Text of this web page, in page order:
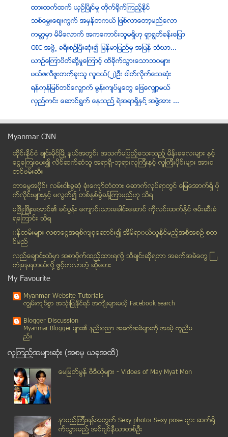
ထားထက္ထက္ ယွဥ္ၿပိဳင္မႈ တုိက္႐ိုက္ၾကည့္ႏုိင္
သစ္ေမႊးေစ်းကြက္ အမွန္တကယ္ ျဖစ္လာေတာ့မည္ေလာ
ကမာၻမွာ မိမိေလာက္ အကေကာင္းသူမရိွဟု ရွာရြတ္ခန္းေျပာ
OIC အဖြဲ႕ ခရီးစဥ္ၿပီးဆံုး၍ ျမန္မာျပည္မွ အျပန္ သံဃာ...
ယာဥ္ေၾကာပိတ္ဆို႔မႈေၾကာင့္ ထိခိုက္သြားေသာဘ၀မ်ား
မယ္ဇလီဖူးတက္ခူးသူ လူငယ္(၂)ဦး ဓါတ္လိုက္ေသဆံုး
ရန္ကုန္ျမစ္တစ္ေလွ်ာက္ မြန္းက်ပ္မႈေတြ ေျဖေလွ်ာ့မယ္
လွည္႔ကင္း ေဆာင္ရြက္ ေနသည္႔ ရဲအရာရွိႏွင္႔ အဖြဲ႔အား ...
ဆက္သြယ္ေရး ဥပေဒနဲ့ လယ္သမား ဥပေဒ လွြတ္ေတာ္မွာ ျပဌာန္း
မုန္တိုင္းသင့္ ဖိလစ္ပိုင္ရပ္ေ၀းထိ အကူအညီေရာက္ရွိ
လက္ပံေတာင္းမွာ ရြာသားေတြ ဆက္လက္ဆႏၵျပ
ေထာင္မွ လြတ္လာတဲ့ ရွမ္းလူငယ္ေတြ ရွင္းခ်က္
တစ္အိမ္ေထာင္ ကေလးတစ္ေယာက္ အစီအစဥ္ တ႐ုတ္ျပင္မည္
OIC ကိုယ္စားလွယ္အဖြဲ႔ ျမန္မာသမၼတနဲ႔ ေတြ႔ဆံုေဆြးေႏြး
KIA နဲ႔ ဆက္သြယ္ေၾကာင္း စြပ္စြဲဖမ္းဆီးခံရသူ ၃ ဦးကု...
စိတ္ပိုင္း လိင္ပိုင္းဆိုင္ရာ ထိခိုက္မႈျမင့္တက္လာသည...
ျပန္လြတ္လာသူေတြထဲ ဦးေနဝင္းေျမး နွစ္ေယာက္ ပါဝင္
ျပည္တြင္းရွိ ဗလီမ်ားကုိ ေဖာက္ခြဲ ရန္ေရာက္ေနသူႏွစ္ဦ...
အမႈိက္ေကာက္တာ ရွက္စရာမဟုတ္ပါ
အလုပ္ရမည္ဆို၍ လိုက္သြားသူ ရြာသား ၆၀ ေက်ာ္ ေပ်ာက္ဆံ...
လူငယ္အခ်င္းခ်င္း အုပ္စုဖြဲ႕ရန္ျဖစ္ရာမွ ပုလင္းကြဲအခ...
ႏိုင္ငံေတာ္သမၼတ ဦးသိန္းစိန္၏ လက္ႏွင္႕ေရးသည္႕ ၿငိမ္...
လက္ပံေတာင္ လံုျခံဳေရး လွည္႔ကင္းေဆာင္ရြက္ေနသည္႔ ရဲတ...
လက္ပံေတာင္းတြင္ ပဋိပကၡ ထပ္ျဖစ္ ရဲကင္း တိုက္ခိုက္ခံ...
ဥေရာပ ရင္းႏွီးျမွဳပ္ႏွံသူမ်ား တာ၀န္ယူမႈကို မေမ့ရန္...
အင္းယားကန္ေပါင္တြင္ ၀ိုင္းဖဲြ႕ေသာက္စားေပ်ာ္ပါးသူ ၄...
Myanmar CNN
ထိုင္းနို္င္ငံ ခ်င္းမိုင္ျမိဳ ့နယ္အတြင္း အသက္မျပည့္ေသးသည့္ မိန္းခေလးမ်ား နွင့္
ေငြေၾကးေပး၍ လိင္ဆက္ဆံသူ အရာရွိ-ဘုရားလူၾကီးနွင့္ လူၾကီးပိုင္းမ်ား အားစ
တင္ဖမ္းဆီး
တာေမြအ၀ိုင္း လမ္းငါးခြဆံု ခံုးေက်ာ္တံတား ေဆာက္လုပ္ရာတြင္ ေျမေအာက္ရွိ ပို
က္လိုင္းမ်ားႏွင့္ မလြတ္၍ တစ္ႏွစ္ခြဲခန္႔ၾကာမည္ဟု သိရ
မၿဖိဳးၿဖိဳးေအာင္၏ ခင္ပြန္း ေက်ာင္းသားေခါင္းေဆာင္ ကိုလင္းထက္ႏိုင္ ဖမ္းဆီးခံ
ရေၾကာင္း သိရ
၀န္ထမ္းမ်ား လစာေငြအရစ္က်စုေဆာင္း၍ အိမ္ရာ၀ယ္ယူႏုိင္မည့္အစီအစဥ္ စတ
င္မည္
လည္ေခ်ာင္းထဲမွာ အစာပိုက္ထည့္ထားရလုိ႔ သီခ်င္းဆုိရတာ အခက္အခဲေတြ ႀ
ကံဳေနရတယ္လို႔ ဖြင့္ဟလာတဲ့ ဆုိေတး
My Favourite
Myanmar Website Tutorials
ကၽြမ္းက်င္စြာ အသုံးျပဳႏုိင္ရင္ အက်ိဳးမ်ားမယ့္ Facebook search
Blogger Discussion
Myanmar Blogger မ်ား၏ နည္းပညာ အခက္အခဲမ်ားကုိ အခမဲ့ ကူညီမ
ည္။
လူၾကည့္အမ်ားဆုံး (အစမွ ယခုအထိ)
ေမျမတ္မြန္ ဗီဒီယုိမ်ား - Vidoes of May Myat Mon
နာမည္ၾကီးရန္အတြက္ Sexy photo၊ Sexy pose မ်ား ဆက္ရို
က္သြားမည္႔ အင္ဂ်င္နီယာတစ္ဦး